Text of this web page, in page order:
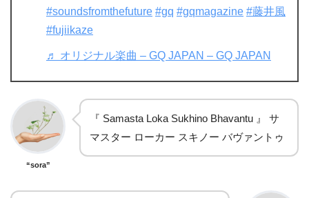
#soundsfromthefuture #gq #gqmagazine #藤井風
#fujiikaze
♬ オリジナル楽曲 – GQ JAPAN – GQ JAPAN
“sora”
『 Samasta Loka Sukhino Bhavantu 』 サ
マスター ローカー スキノー バヴァントゥ